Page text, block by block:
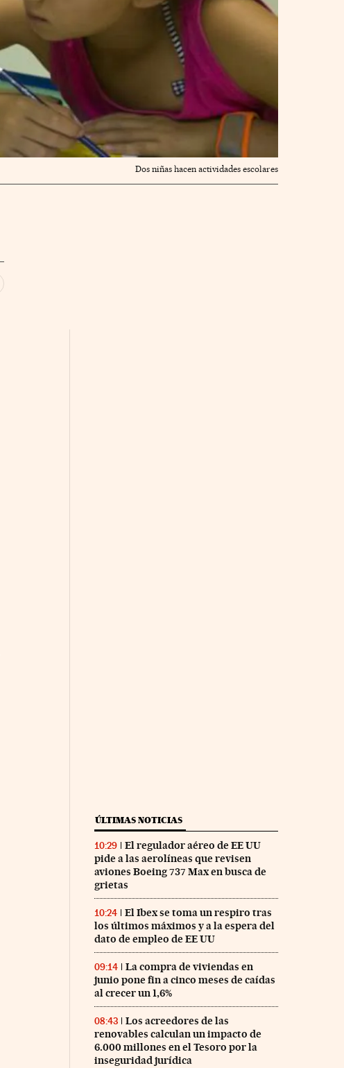
Dos niñas hacen actividades escolares
ÚLTIMAS NOTICIAS
10:29
El regulador aéreo de EE UU
pide a las aerolíneas que revisen
aviones Boeing 737 Max en busca de
grietas
10:24
El Ibex se toma un respiro tras
los últimos máximos y a la espera del
dato de empleo de EE UU
09:14
La compra de viviendas en
junio pone fin a cinco meses de caídas
al crecer un 1,6%
08:43
Los acreedores de las
renovables calculan un impacto de
6.000 millones en el Tesoro por la
inseguridad jurídica